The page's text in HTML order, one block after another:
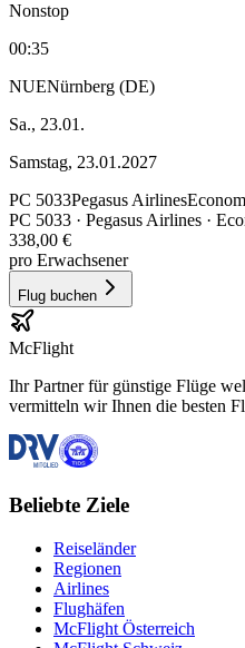
Nonstop
00:35
NUENürnberg (DE)
Sa., 23.01.
Samstag, 23.01.2027
PC 5033Pegasus Airlines
PC 5033 · Pegasus Airlines ·
338,00 €
pro Erwachsener
Flug buchen
McFlight
Ihr Partner für günstige Flüge
vermitteln wir Ihnen die besten
Beliebte Ziele
Reiseländer
Regionen
Airlines
Flughäfen
McFlight Österreich